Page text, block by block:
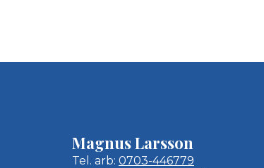
Magnus Larsson
Tel. arb: 0703-446779